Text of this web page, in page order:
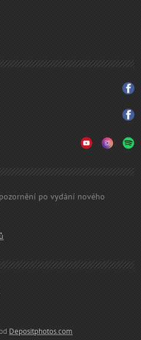
po vydání nového
Depositphotos.com